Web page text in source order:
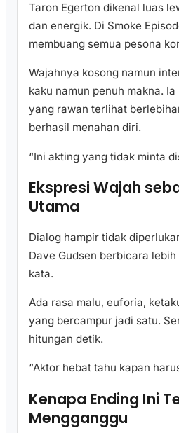
Taron Egerton dikenal luas
dan energik. Di Smoke
membuang semua pesona
Wajahnya kosong namun
kaku namun penuh makna.
yang rawan terlihat
berhasil menahan diri.
“Ini akting yang tidak minta
Ekspresi Wajah
Utama
Dialog hampir tidak
Dave Gudsen berbicara
kata.
Ada rasa malu, euforia,
yang bercampur jadi satu.
hitungan detik.
“Aktor hebat tahu kapan
Kenapa Ending Ini
Mengganggu